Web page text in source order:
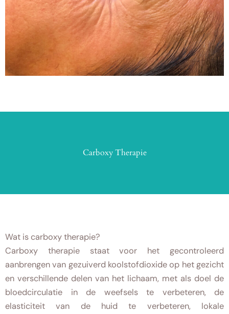
Carboxy Therapie
Wat is carboxy therapie?
Carboxy therapie staat voor het gecontroleerd
aanbrengen van gezuiverd koolstofdioxide op het gezicht
en verschillende delen van het lichaam, met als doel de
bloedcirculatie in de weefsels te verbeteren, de
elasticiteit van de huid te verbeteren, lokale